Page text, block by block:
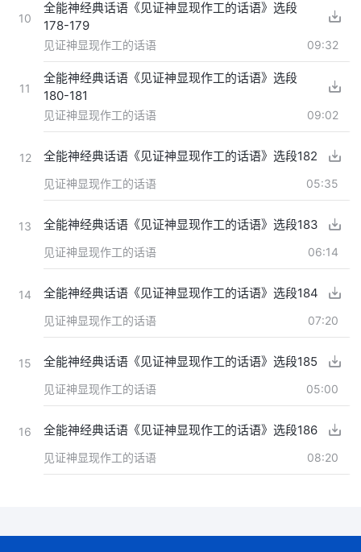
10
全能神经典话语《见证神显现作工的话语》选段
178-179
见证神显现作工的话语 09:32
11
全能神经典话语《见证神显现作工的话语》选段
180-181
见证神显现作工的话语 09:02
12 全能神经典话语《见证神显现作工的话语》选段182
见证神显现作工的话语 05:35
13 全能神经典话语《见证神显现作工的话语》选段183
见证神显现作工的话语 06:14
14 全能神经典话语《见证神显现作工的话语》选段184
见证神显现作工的话语 07:20
15 全能神经典话语《见证神显现作工的话语》选段185
见证神显现作工的话语 05:00
16 全能神经典话语《见证神显现作工的话语》选段186
见证神显现作工的话语 08:20